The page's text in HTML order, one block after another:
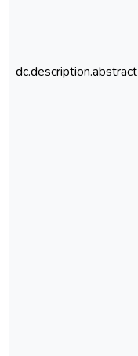
dc.description.abstract